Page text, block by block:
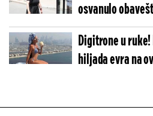
osvanulo
s porodicom
Digitrone u
hiljada evra na